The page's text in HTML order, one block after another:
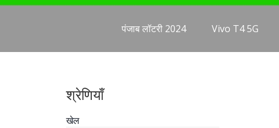
पंजाब लॉटरी 2024 Vivo T4 5G
श्रेणियाँ
खेल